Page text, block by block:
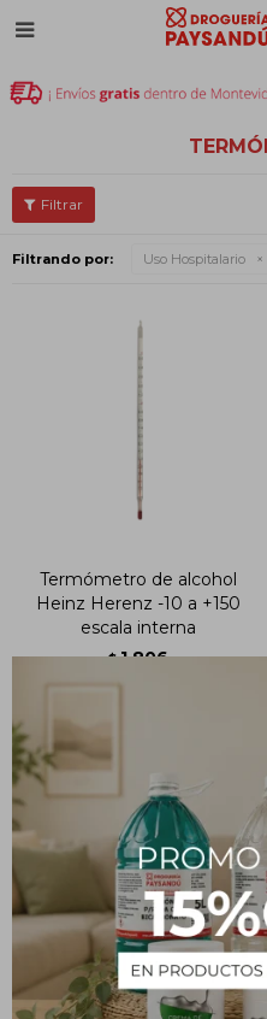

Filtrando por: Uso Hospitalario
Termómetro de alcohol
Heinz Herenz -10 a +150
escala interna
$ 1.806